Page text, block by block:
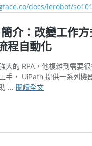
docs/lerobot/so101